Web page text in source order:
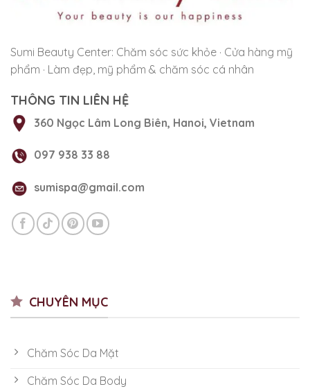
Sumi Beauty Center: Chăm sóc sức khỏe · Cửa hàng mỹ
phẩm · Làm đẹp, mỹ phẩm & chăm sóc cá nhân
THÔNG TIN LIÊN HỆ
360 Ngọc Lâm Long Biên, Hanoi, Vietnam
097 938 33 88
sumispa@gmail.com
CHUYÊN MỤC
Chăm Sóc Da Mặt
Chăm Sóc Da Body